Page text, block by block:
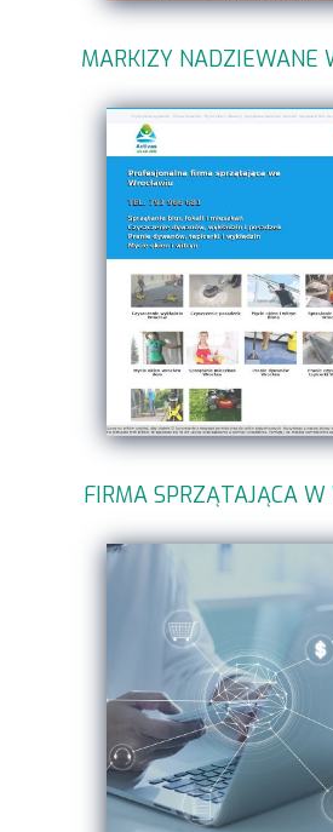
MARKIZY NADZIEWANE
FIRMA SPRZĄTAJĄCA W